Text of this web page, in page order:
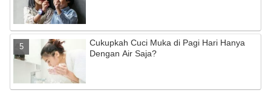
Cukupkah Cuci Muka di Pagi Hari Hanya
Dengan Air Saja?